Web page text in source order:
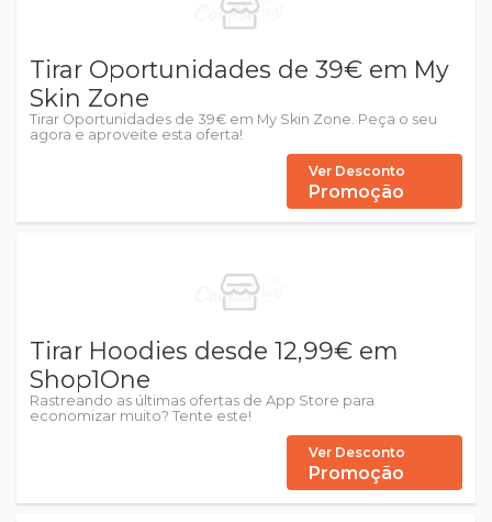
Tirar Oportunidades de 39€ em My
Skin Zone
Tirar Oportunidades de 39€ em My Skin Zone. Peça o seu
agora e aproveite esta oferta!
Ver Desconto
Promoção
Tirar Hoodies desde 12,99€ em
Shop1One
Rastreando as últimas ofertas de App Store para
economizar muito? Tente este!
Ver Desconto
Promoção